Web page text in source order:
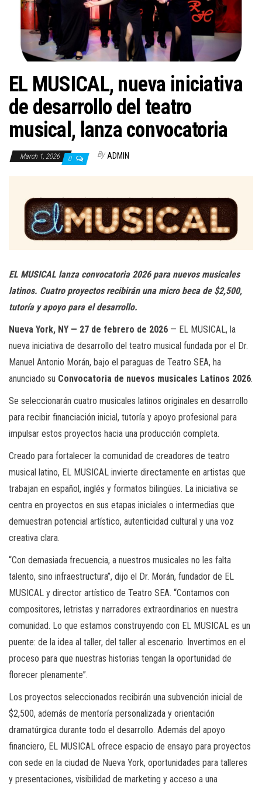
EL MUSICAL, nueva iniciativa
de desarrollo del teatro
musical, lanza convocatoria
March 1, 2026 0 By ADMIN
EL MUSICAL lanza convocatoria 2026 para nuevos musicales
latinos. Cuatro proyectos recibirán una micro beca de $2,500,
tutoría y apoyo para el desarrollo.
Nueva York, NY — 27 de febrero de 2026 — EL MUSICAL, la
nueva iniciativa de desarrollo del teatro musical fundada por el Dr.
Manuel Antonio Morán, bajo el paraguas de Teatro SEA, ha
anunciado su Convocatoria de nuevos musicales Latinos 2026.
Se seleccionarán cuatro musicales latinos originales en desarrollo
para recibir financiación inicial, tutoría y apoyo profesional para
impulsar estos proyectos hacia una producción completa.
Creado para fortalecer la comunidad de creadores de teatro
musical latino, EL MUSICAL invierte directamente en artistas que
trabajan en español, inglés y formatos bilingües. La iniciativa se
centra en proyectos en sus etapas iniciales o intermedias que
demuestran potencial artístico, autenticidad cultural y una voz
creativa clara.
“Con demasiada frecuencia, a nuestros musicales no les falta
talento, sino infraestructura”, dijo el Dr. Morán, fundador de EL
MUSICAL y director artístico de Teatro SEA. “Contamos con
compositores, letristas y narradores extraordinarios en nuestra
comunidad. Lo que estamos construyendo con EL MUSICAL es un
puente: de la idea al taller, del taller al escenario. Invertimos en el
proceso para que nuestras historias tengan la oportunidad de
florecer plenamente”.
Los proyectos seleccionados recibirán una subvención inicial de
$2,500, además de mentoría personalizada y orientación
dramatúrgica durante todo el desarrollo. Además del apoyo
financiero, EL MUSICAL ofrece espacio de ensayo para proyectos
con sede en la ciudad de Nueva York, oportunidades para talleres
y presentaciones, visibilidad de marketing y acceso a una